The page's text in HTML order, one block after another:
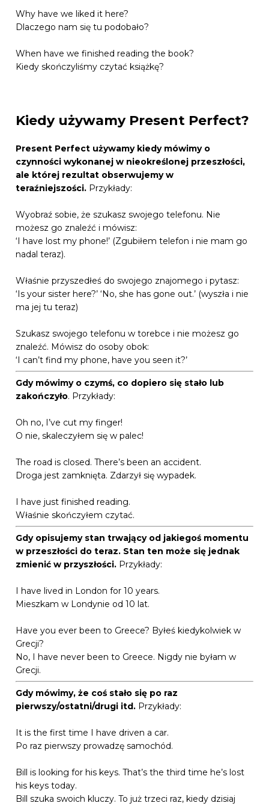
Why have we liked it here?
Dlaczego nam się tu podobało?
When have we finished reading the book?
Kiedy skończyliśmy czytać książkę?
Kiedy używamy Present Perfect?
Present Perfect używamy kiedy mówimy o
czynności wykonanej w nieokreślonej przeszłości,
ale której rezultat obserwujemy w
teraźniejszości. Przykłady:
Wyobraź sobie, że szukasz swojego telefonu. Nie
możesz go znaleźć i mówisz:
‘I have lost my phone!’ (Zgubiłem telefon i nie mam go
nadal teraz).
Właśnie przyszedłeś do swojego znajomego i pytasz:
‘Is your sister here?’ ‘No, she has gone out.’ (wyszła i nie
ma jej tu teraz)
Szukasz swojego telefonu w torebce i nie możesz go
znaleźć. Mówisz do osoby obok:
‘I can’t find my phone, have you seen it?’
Gdy mówimy o czymś, co dopiero się stało lub
zakończyło. Przykłady:
Oh no, I’ve cut my finger!
O nie, skaleczyłem się w palec!
The road is closed. There’s been an accident.
Droga jest zamknięta. Zdarzył się wypadek.
I have just finished reading.
Właśnie skończyłem czytać.
Gdy opisujemy stan trwający od jakiegoś momentu
w przeszłości do teraz. Stan ten może się jednak
zmienić w przyszłości. Przykłady:
I have lived in London for 10 years.
Mieszkam w Londynie od 10 lat.
Have you ever been to Greece? Byłeś kiedykolwiek w
Grecji?
No, I have never been to Greece. Nigdy nie byłam w
Grecji.
Gdy mówimy, że coś stało się po raz
pierwszy/ostatni/drugi itd. Przykłady:
It is the first time I have driven a car.
Po raz pierwszy prowadzę samochód.
Bill is looking for his keys. That’s the third time he’s lost
his keys today.
Bill szuka swoich kluczy. To już trzeci raz, kiedy dzisiaj